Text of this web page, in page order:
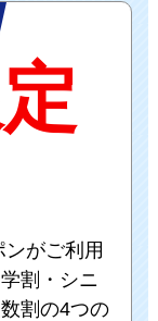
がご利用
割・シニ
割の4つの